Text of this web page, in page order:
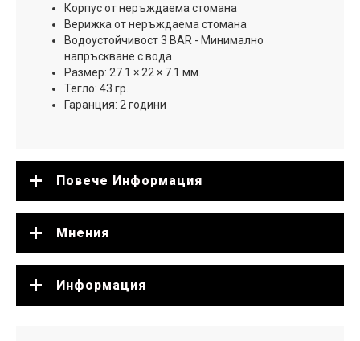
Корпус от неръждаема стомана
Верижка от неръждаема стомана
Водоустойчивост 3 BAR - Минимално
напръскване с вода
Размер: 27.1 × 22 × 7.1 мм.
Тегло: 43 гр.
Гаранция: 2 години
Повече Информация
Мнения
Информация